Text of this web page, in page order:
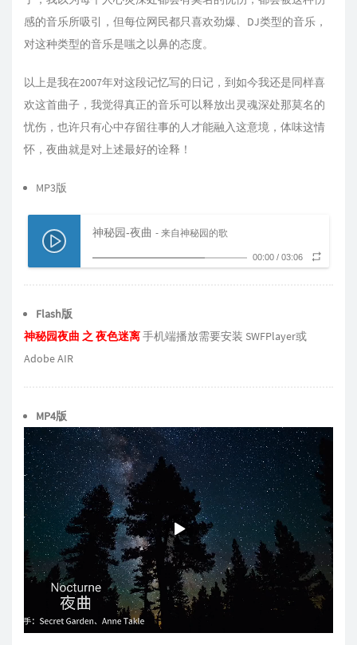
感的音乐所吸引，但每位网民都只喜欢劲爆、DJ类型的音乐，
对这种类型的音乐是嗤之以鼻的态度。
以上是我在2007年对这段记忆写的日记，到如今我还是同样喜
欢这首曲子，我觉得真正的音乐可以释放出灵魂深处那莫名的
忧伤，也许只有心中存留往事的人才能融入这意境，体味这情
怀，夜曲就是对上述最好的诠释！
MP3版
神秘园-夜曲 - 来自神秘园的歌
00:00 / 03:06
Flash版
神秘园夜曲 之 夜色迷离手机端播放需要安装 SWFPlayer或
Adobe AIR
MP4版